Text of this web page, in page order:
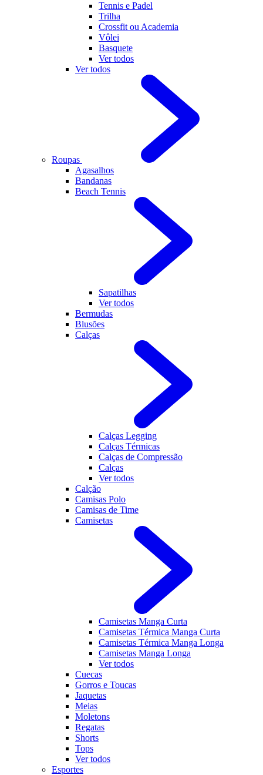
Tennis e Padel
Trilha
Crossfit ou Academia
Vôlei
Basquete
Ver todos
Ver todos
Roupas
Agasalhos
Bandanas
Beach Tennis
Sapatilhas
Ver todos
Bermudas
Blusões
Calças
Calças Legging
Calças Térmicas
Calças de Compressão
Calças
Ver todos
Calção
Camisas Polo
Camisas de Time
Camisetas
Camisetas Manga Curta
Camisetas Térmica Manga Curta
Camisetas Térmica Manga Longa
Camisetas Manga Longa
Ver todos
Cuecas
Gorros e Toucas
Jaquetas
Meias
Moletons
Regatas
Shorts
Tops
Ver todos
Esportes